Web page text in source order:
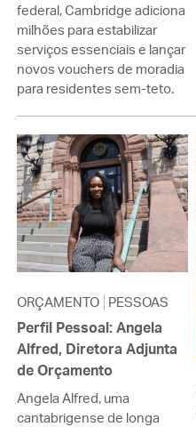
federal, Cambridge adiciona
milhões para estabilizar
serviços essenciais e lançar
novos vouchers de moradia
para residentes sem-teto.
ORÇAMENTO PESSOAS
Perfil Pessoal: Angela
Alfred, Diretora Adjunta
de Orçamento
Angela Alfred, uma
cantabrigense de longa